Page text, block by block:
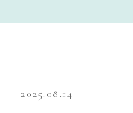
2025.08.14